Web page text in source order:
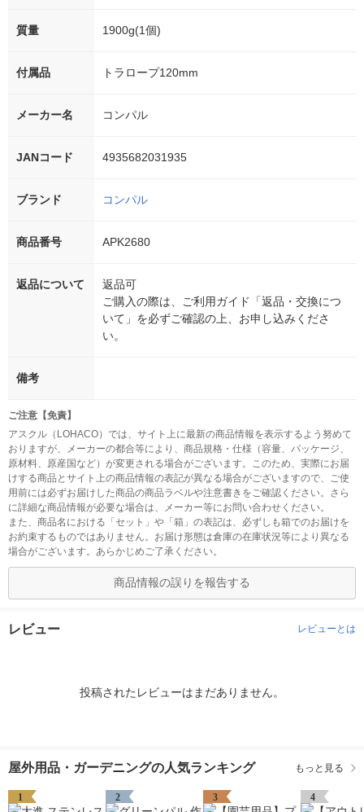
質量 1900g(1個)
付属品 トラロープ120mm
メーカー名 コンパル
JANコード 4935682031935
ブランド コンパル
商品番号 APK2680
返品について
返品可
ご購入の際は、ご利用ガイド「返品・交換につ
いて」を必ずご確認の上、お申し込みくださ
い。
備考
ご注意【免責】
アスクル（LOHACO）では、サイト上に最新の商品情報を表示するよう努めて
おりますが、メーカーの都合等により、商品規格・仕様（容量、パッケージ、
原材料、原産国など）が変更される場合がございます。このため、実際にお届
けする商品とサイト上の商品情報の表記が異なる場合がございますので、ご使
用前には必ずお届けした商品の商品ラベルや注意書きをご確認ください。さら
に詳細な商品情報が必要な場合は、メーカー等にお問い合わせください。
また、商品名における「セット」や「箱」の表記は、必ずしも箱でのお届けを
お約束するものではありません。お届け形態は倉庫の在庫状況等により異なる
場合がございます。あらかじめご了承ください。
商品情報の誤りを報告する
レビュー レビューとは
投稿されたレビューはまだありません。
屋外用品・ガーデニングの人気ランキング もっと見る
1 2 3 4